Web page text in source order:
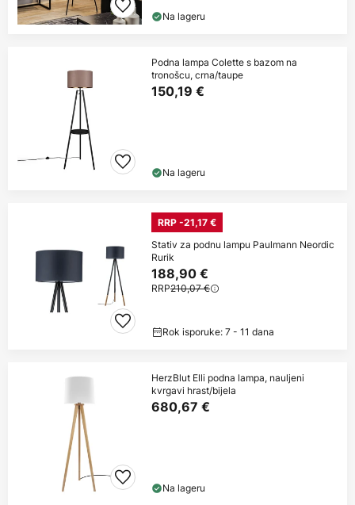
Na lageru
Podna lampa Colette s bazom na
tronošcu, crna/taupe
150,19 €
Na lageru
RRP -21,17 €
Stativ za podnu lampu Paulmann Neordic
Rurik
188,90 €
RRP210,07 €
Rok isporuke: 7 - 11 dana
HerzBlut Elli podna lampa, nauljeni
kvrgavi hrast/bijela
680,67 €
Na lageru